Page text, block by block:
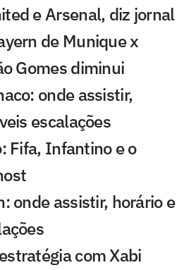
e Arsenal, diz jornal
de Munique x
Gomes diminui
onde assistir,
escalações
Fifa, Infantino e o
onde assistir, horário e
com Xabi